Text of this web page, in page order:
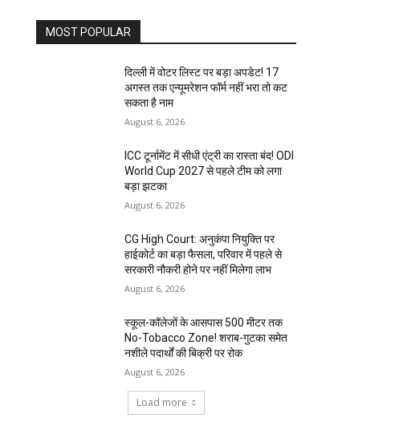
MOST POPULAR
दिल्ली में वोटर लिस्ट पर बड़ा अपडेट! 17
अगस्त तक एन्यूमरेशन फॉर्म नहीं भरा तो कट
सकता है नाम
August 6, 2026
ICC टूर्नामेंट में सीधी एंट्री का रास्ता बंद! ODI
World Cup 2027 से पहले टीम को लगा
बड़ा झटका
August 6, 2026
CG High Court: अनुकंपा नियुक्ति पर
हाईकोर्ट का बड़ा फैसला, परिवार में पहले से
सरकारी नौकरी होने पर नहीं मिलेगा लाभ
August 6, 2026
स्कूल-कॉलेजों के आसपास 500 मीटर तक
No-Tobacco Zone! शराब-गुटका समेत
नशीले पदार्थों की बिक्री पर रोक
August 6, 2026
Load more